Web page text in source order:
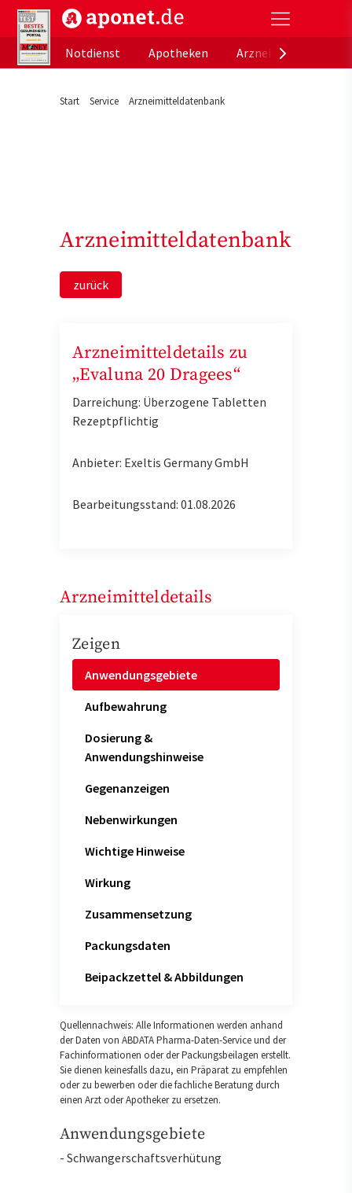
aponet.de - Das offizielle Gesundheitsportal der
Notdienst
Apotheken
Start Service Arzneimitteldatenbank
Arzneimitteldatenbank
zurück
Arzneimitteldetails zu
„Evaluna 20 Dragees“
Darreichung: Überzogene Tabletten
Rezeptpflichtig
Anbieter: Exeltis Germany GmbH
Bearbeitungsstand: 01.08.2026
Arzneimitteldetails
Zeigen
Anwendungsgebiete
Aufbewahrung
Dosierung &
Anwendungshinweise
Gegenanzeigen
Nebenwirkungen
Wichtige Hinweise
Wirkung
Zusammensetzung
Packungsdaten
Beipackzettel & Abbildungen
Quellennachweis: Alle Informationen werden anhand
der Daten von ABDATA Pharma-Daten-Service und der
Fachinformationen oder der Packungsbeilagen erstellt.
Sie dienen keinesfalls dazu, ein Präparat zu empfehlen
oder zu bewerben oder die fachliche Beratung durch
einen Arzt oder Apotheker zu ersetzen.
Anwendungsgebiete
- Schwangerschaftsverhütung